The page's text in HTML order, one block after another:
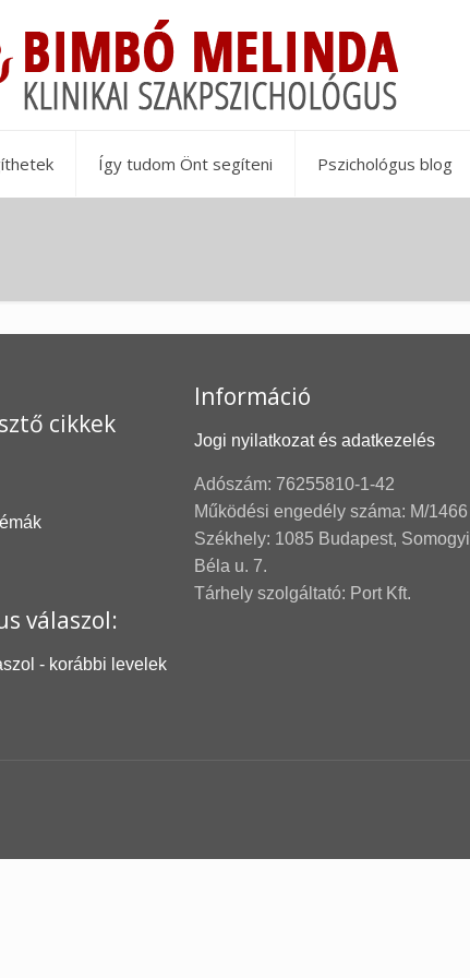
Így tudom Önt segíteni Pszichológus blog
cikkek
válaszol:
- korábbi levelek
Információ
Jogi nyilatkozat és adatkezelés
Adószám: 76255810-1-42
Működési engedély száma: M/1466
Székhely: 1085 Budapest, Somogyi
Béla u. 7.
Tárhely szolgáltató: Port Kft.